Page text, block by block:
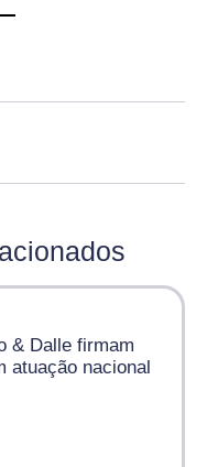
& Dalle firmam
atuação nacional